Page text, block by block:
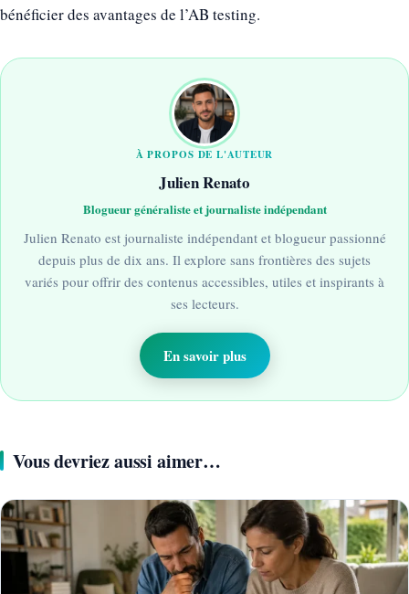
bénéficier des avantages de l’AB testing.
À PROPOS DE L'AUTEUR
Julien Renato
Blogueur généraliste et journaliste indépendant
Julien Renato est journaliste indépendant et blogueur passionné
depuis plus de dix ans. Il explore sans frontières des sujets
variés pour offrir des contenus accessibles, utiles et inspirants à
ses lecteurs.
En savoir plus
Vous devriez aussi aimer…